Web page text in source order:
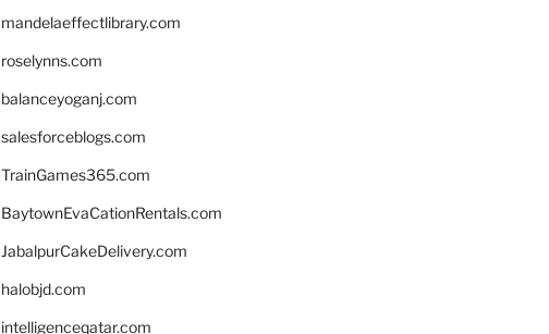
mandelaeffectlibrary.com
roselynns.com
balanceyoganj.com
salesforceblogs.com
TrainGames365.com
BaytownEvaCationRentals.com
JabalpurCakeDelivery.com
halobjd.com
intelligenceqatar.com